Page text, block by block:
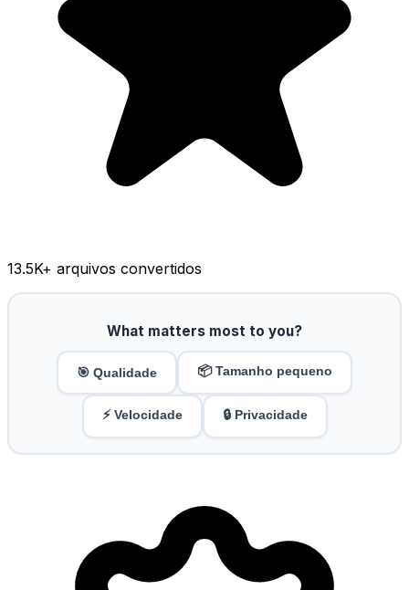
13.5K+ arquivos convertidos
What matters most to you?
🎯 Qualidade 📦 Tamanho pequeno
⚡ Velocidade 🔒 Privacidade